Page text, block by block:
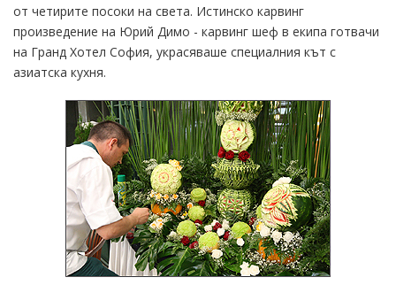
от четирите посоки на света. Истинско карвинг
произведение на Юрий Димо - карвинг шеф в екипа готвачи
на Гранд Хотел София, украсяваше специалния кът с
азиатска кухня.